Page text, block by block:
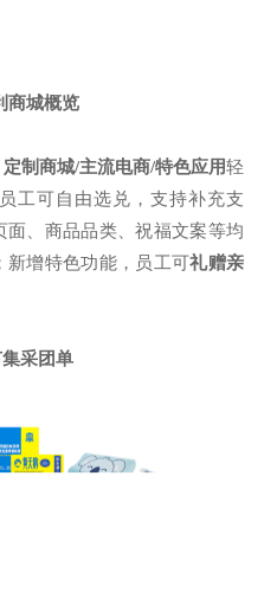
商城概览
定制商城/主流电商/特色应用轻
工可自由选兑，支持补充支
、商品品类、祝福文案等均
新增特色功能，员工可礼赠亲
采团单